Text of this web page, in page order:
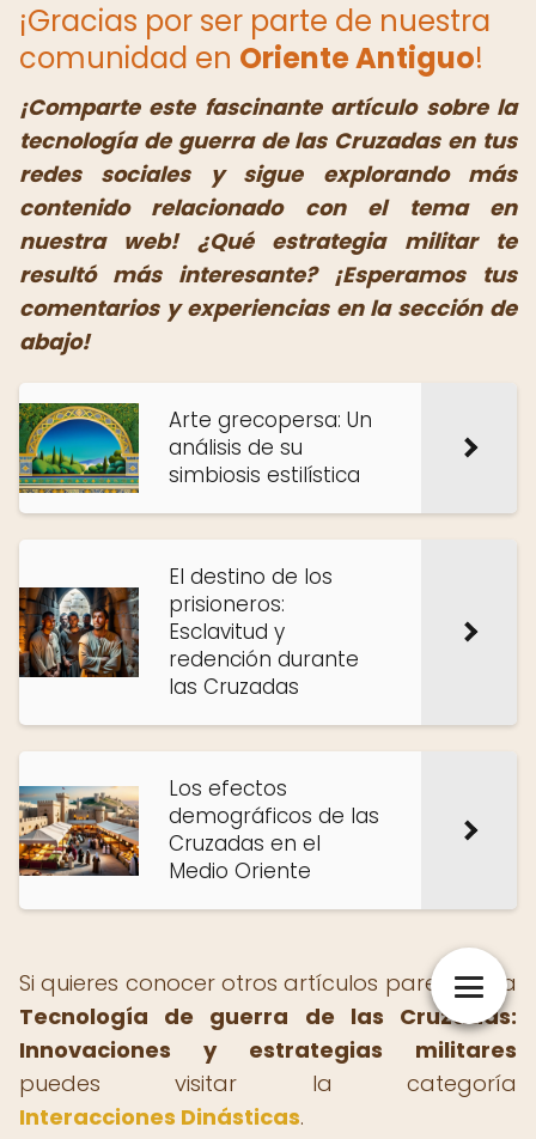
¡Gracias por ser parte de nuestra
comunidad en Oriente Antiguo!
¡Comparte este fascinante artículo sobre la
tecnología de guerra de las Cruzadas en tus
redes sociales y sigue explorando más
contenido relacionado con el tema en
nuestra web! ¿Qué estrategia militar te
resultó más interesante? ¡Esperamos tus
comentarios y experiencias en la sección de
abajo!
Arte grecopersa: Un
análisis de su
simbiosis estilística
El destino de los
prisioneros:
Esclavitud y
redención durante
las Cruzadas
Los efectos
demográficos de las
Cruzadas en el
Medio Oriente
Si quieres conocer otros artículos parecidos a
Tecnología de guerra de las Cruzadas:
Innovaciones y estrategias militares
puedes visitar la categoría
Interacciones Dinásticas.